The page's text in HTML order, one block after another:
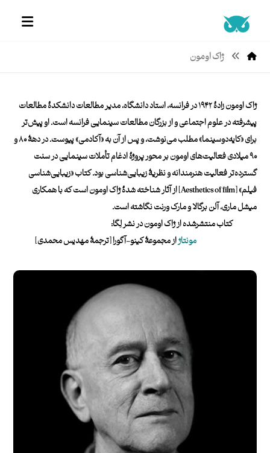
ژاک اومون
ژاک اومون زادۀ ۱۹۴۲ در فرانسه، استاد دانشگاه، مدیر مطالعات دانشکدۀ مطالعات
پیشرفته در علوم اجتماعی و از بزرگان مطالعات سینمایی فرانسه ا‌ست. او پیش‌تر
برای «کایه‌دو‌سینما» مطلب می‌نوشت، و پس از آن به «آکادمی» پیوست. در دهۀ ۸۰ و
۹۰ میلادی فعالیت‌های اومون بر محور پروژۀ ادغام تأملات سینمایی در سنت
گسترده‌تر فعالیت هنرمندانه و نظریۀ زیبایی‌شناسی بود. کتاب «زیبایی‌شناسی
فیلم» [Aesthetics of film] از آثار شناخته شدۀ ژاک اومون است که با همکاری
میشل ماری، آلن برگالا و مارک ورنت نگاشته است.
کتاب‌ منتشرشده از ژاک اومون در نشر لِگا:
مونتاژاز مجموعۀ کینو-آگورا [ترجمۀ مهدیس محمدی]